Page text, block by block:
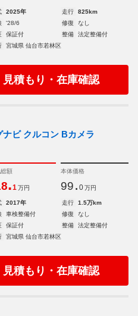
2025年 走行
825km
'28/6 修復
なし
保証付 整備
法定整備付
宮城県 仙台市若林区
見積もり・在庫確認
ビ クルコン Bカメラ
額
.1 万円
本体価格
99. 0 万円
2017年 走行
1.5万km
車検整備付 修復
なし
保証付 整備
法定整備付
宮城県 仙台市若林区
見積もり・在庫確認